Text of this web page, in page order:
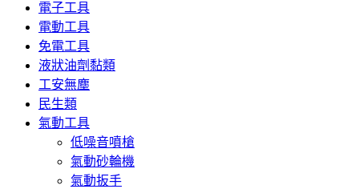
電子工具
電動工具
免電工具
液狀油劑黏類
工安無塵
民生類
氣動工具
低噪音噴槍
氣動砂輪機
氣動扳手